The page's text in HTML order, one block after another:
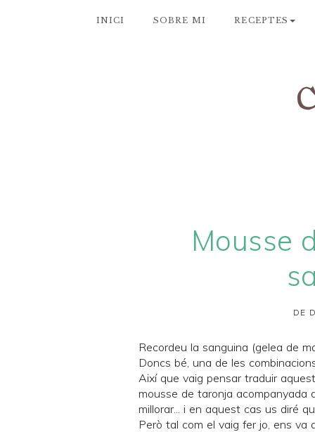
INICI SOBRE MI RECEPTES
Mousse
DE
Recordeu la sanguina (gelea de
Doncs bé, una de les
Així que vaig pensar traduir
mousse de taronja acompanyada
millorar... i en aquest cas us diré
Però tal com el vaig fer jo, ens va